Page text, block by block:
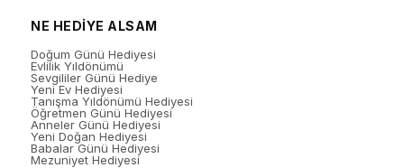
NE HEDİYE ALSAM
Doğum Günü Hediyesi
Evlilik Yıldönümü
Sevgililer Günü Hediye
Yeni Ev Hediyesi
Tanışma Yıldönümü Hediyesi
Öğretmen Günü Hediyesi
Anneler Günü Hediyesi
Yeni Doğan Hediyesi
Babalar Günü Hediyesi
Mezuniyet Hediyesi